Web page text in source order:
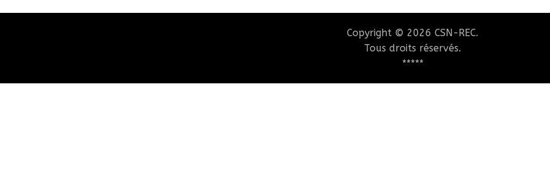
Copyright © 2026 CSN-REC.
Tous droits réservés.
*****